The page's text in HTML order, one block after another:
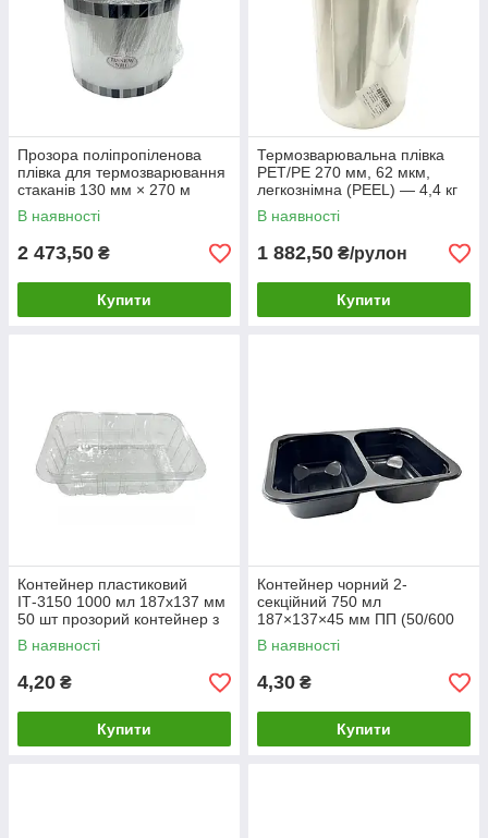
Прозора поліпропіленова
плівка для термозварювання
стаканів 130 мм × 270 м
В наявності
2 473,50 ₴
Купити
Термозварювальна плівка
PET/PE 270 мм, 62 мкм,
легкознімна (PEEL) — 4,4 кг
В наявності
1 882,50 ₴/рулон
Купити
Контейнер пластиковий
ІТ-3150 1000 мл 187х137 мм
50 шт прозорий контейнер з
ПЕТ
В наявності
4,20 ₴
Купити
Контейнер чорний 2-
секційний 750 мл
187×137×45 мм ПП (50/600
шт)
В наявності
4,30 ₴
Купити